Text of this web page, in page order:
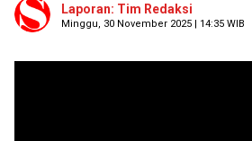
Laporan: Tim Redaksi
Minggu, 30 November 2025 | 14:35 WIB